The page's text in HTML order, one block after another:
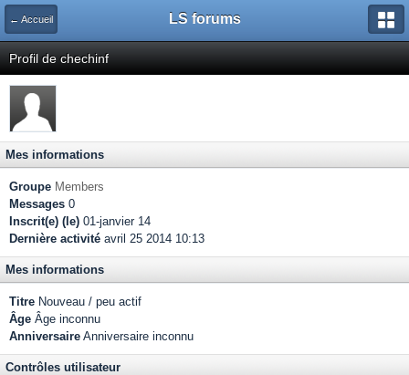
← Accueil LS forums
Profil de chechinf
Mes informations
Groupe Members
Messages 0
Inscrit(e) (le) 01-janvier 14
Dernière activité avril 25 2014 10:13
Mes informations
Titre Nouveau / peu actif
Âge Âge inconnu
Anniversaire Anniversaire inconnu
Contrôles utilisateur